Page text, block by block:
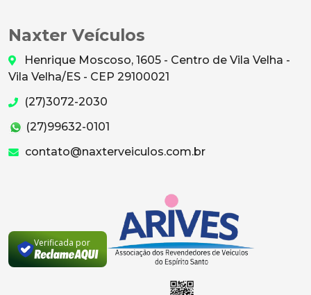
Naxter Veículos
Henrique Moscoso, 1605 - Centro de Vila Velha -
Vila Velha/ES - CEP 29100021
(27)3072-2030
(27)99632-0101
contato@naxterveiculos.com.br
Verificada por